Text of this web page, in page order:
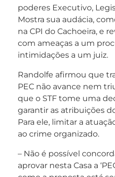
poderes Executivo,
Mostra sua audácia,
na CPI do Cachoeira, e
com ameaças a um
intimidações a um juiz.
Randolfe afirmou que
PEC não avance nem
que o STF tome uma
garantir as atribuições
Para ele, limitar a
ao crime organizado.
– Não é possível
aprovar nesta Casa a